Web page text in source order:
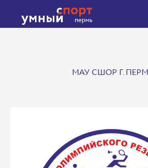
МАУ СШОР Г.